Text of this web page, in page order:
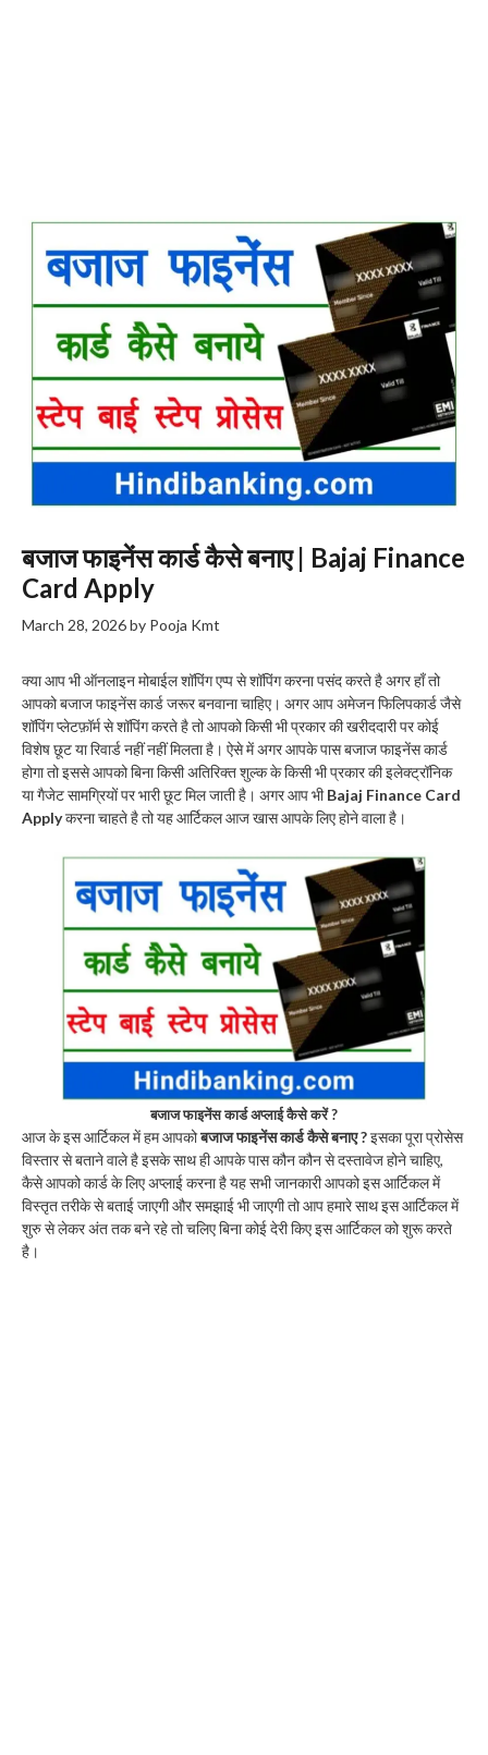
बजाज फाइनेंस कार्ड कैसे बनाए | Bajaj Finance
Card Apply
March 28, 2026by Pooja Kmt
क्या आप भी ऑनलाइन मोबाईल शॉपिंग एप्प से शॉपिंग करना पसंद करते है अगर हाँ तो
आपको बजाज फाइनेंस कार्ड जरूर बनवाना चाहिए। अगर आप अमेजन फिलिपकार्ड जैसे
शॉपिंग प्लेटफ़ॉर्म से शॉपिंग करते है तो आपको किसी भी प्रकार की खरीददारी पर कोई
विशेष छूट या रिवार्ड नहीं नहीं मिलता है। ऐसे में अगर आपके पास बजाज फाइनेंस कार्ड
होगा तो इससे आपको बिना किसी अतिरिक्त शुल्क के किसी भी प्रकार की इलेक्ट्रॉनिक
या गैजेट सामग्रियों पर भारी छूट मिल जाती है। अगर आप भीBajaj Finance Card
Applyकरना चाहते है तो यह आर्टिकल आज खास आपके लिए होने वाला है।
बजाज फाइनेंस कार्ड अप्लाई कैसे करें ?
आज के इस आर्टिकल में हम आपकोबजाज फाइनेंस कार्ड कैसे बनाए ?इसका पूरा प्रोसेस
विस्तार से बताने वाले है इसके साथ ही आपके पास कौन कौन से दस्तावेज होने चाहिए,
कैसे आपको कार्ड के लिए अप्लाई करना है यह सभी जानकारी आपको इस आर्टिकल में
विस्तृत तरीके से बताई जाएगी और समझाई भी जाएगी तो आप हमारे साथ इस आर्टिकल में
शुरु से लेकर अंत तक बने रहे तो चलिए बिना कोई देरी किए इस आर्टिकल को शुरू करते
है।